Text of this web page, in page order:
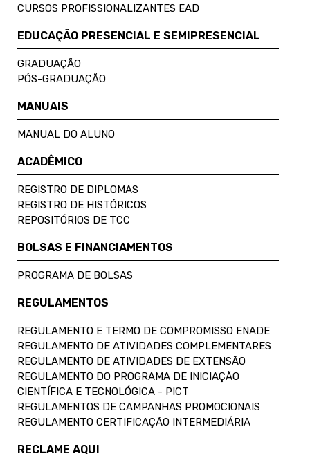
CURSOS PROFISSIONALIZANTES EAD
EDUCAÇÃO PRESENCIAL E SEMIPRESENCIAL
GRADUAÇÃO
PÓS-GRADUAÇÃO
MANUAIS
MANUAL DO ALUNO
ACADÊMICO
REGISTRO DE DIPLOMAS
REGISTRO DE HISTÓRICOS
REPOSITÓRIOS DE TCC
BOLSAS E FINANCIAMENTOS
PROGRAMA DE BOLSAS
REGULAMENTOS
REGULAMENTO E TERMO DE COMPROMISSO ENADE
REGULAMENTO DE ATIVIDADES COMPLEMENTARES
REGULAMENTO DE ATIVIDADES DE EXTENSÃO
REGULAMENTO DO PROGRAMA DE INICIAÇÃO
CIENTÍFICA E TECNOLÓGICA - PICT
REGULAMENTOS DE CAMPANHAS PROMOCIONAIS
REGULAMENTO CERTIFICAÇÃO INTERMEDIÁRIA
RECLAME AQUI